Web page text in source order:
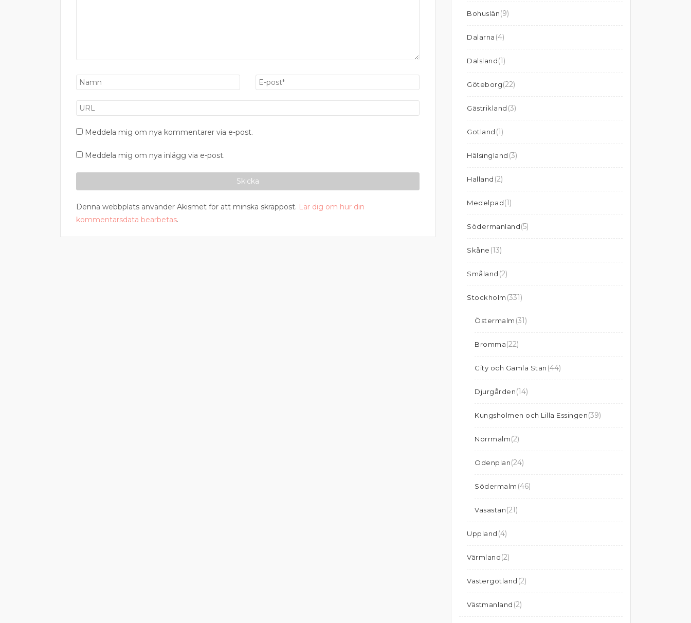
Meddela mig om nya kommentarer via e-post.
Meddela mig om nya inlägg via e-post.
Denna webbplats använder Akismet för att minska skräppost. Lär dig om hur din
kommentarsdata bearbetas.
Bohuslän(9)
Dalarna (4)
Dalsland(1)
Göteborg(22)
Gästrikland (3)
Gotland (1)
Hälsingland (3)
Halland (2)
Medelpad(1)
Södermanland(5)
Skåne (13)
Småland (2)
Stockholm (331)
Östermalm (31)
Bromma(22)
City och Gamla Stan (44)
Djurgården(14)
Kungsholmen och Lilla Essingen(39)
Norrmalm(2)
Odenplan(24)
Södermalm (46)
Vasastan(21)
Uppland (4)
Värmland(2)
Västergötland (2)
Västmanland (2)